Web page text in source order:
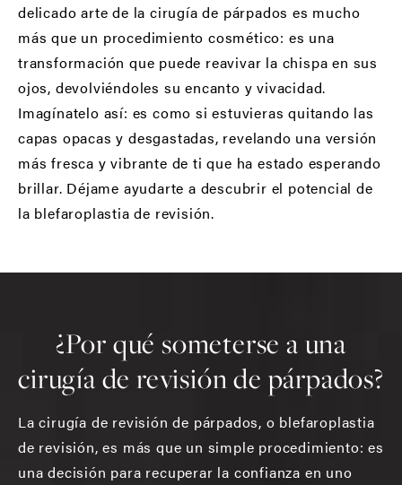
delicado arte de la cirugía de párpados es mucho
más que un procedimiento cosmético: es una
transformación que puede reavivar la chispa en sus
ojos, devolviéndoles su encanto y vivacidad.
Imagínatelo así: es como si estuvieras quitando las
capas opacas y desgastadas, revelando una versión
más fresca y vibrante de ti que ha estado esperando
brillar. Déjame ayudarte a descubrir el potencial de
la blefaroplastia de revisión.
¿Por qué someterse a una
cirugía de revisión de párpados?
La cirugía de revisión de párpados, o blefaroplastia
de revisión, es más que un simple procedimiento: es
una decisión para recuperar la confianza en uno